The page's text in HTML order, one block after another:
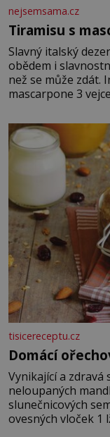
nejsemsama.cz
Tiramisu s
Slavný italský
obědem i
než se může zdát.
mascarpone 3 vejce 80 g cukru 200 g cukrářských
posypání Postup:
vyšlehejte s
vmíchejte
tisicereceptu.cz
Domácí
Vynikající a zdravá snídaně je tu!
neloupaných
slunečnicových
ovesných vloček 1